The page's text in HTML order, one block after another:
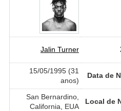
Jalin Turner
15/05/1995 (31
anos)
Data de
San Bernardino,
California, EUA
Local de